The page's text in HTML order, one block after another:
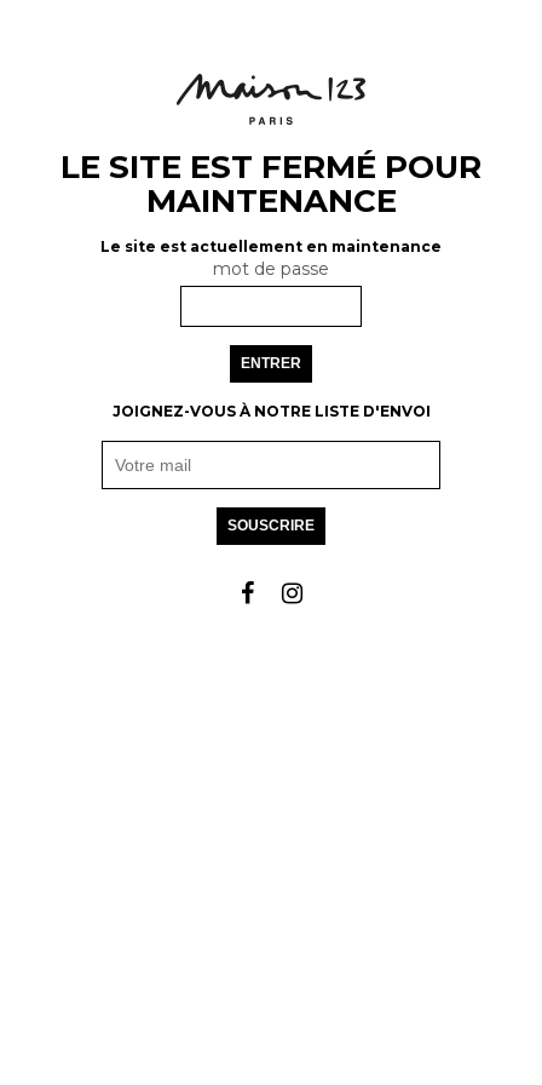
LE SITE EST FERMÉ POUR
MAINTENANCE
Le site est actuellement en maintenance
mot de passe
ENTRER
JOIGNEZ-VOUS À NOTRE LISTE D'ENVOI
SOUSCRIRE